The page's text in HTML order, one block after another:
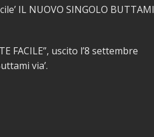
IL NUOVO SINGOLO BUTTAMI
FACILE”, uscito l’8 settembre
via’.